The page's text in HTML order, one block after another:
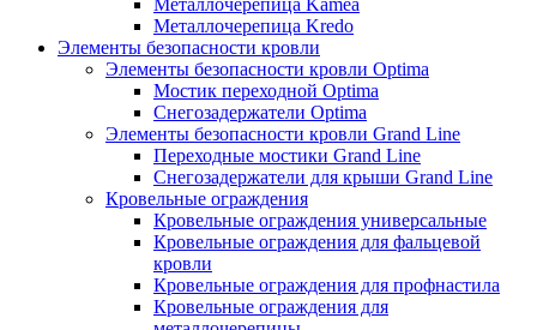
Металлочерепица Kamea
Металлочерепица Kredo
Элементы безопасности кровли
Элементы безопасности кровли Optima
Мостик переходной Optima
Снегозадержатели Optima
Элементы безопасности кровли Grand Line
Переходные мостики Grand Line
Снегозадержатели для крыши Grand Line
Кровельные ограждения
Кровельные ограждения универсальные
Кровельные ограждения для фальцевой
кровли
Кровельные ограждения для профнастила
Кровельные ограждения для